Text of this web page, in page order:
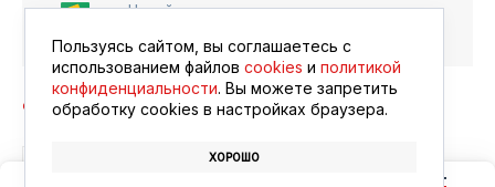
Читайте в ленте
Google Новости
Пользуясь сайтом, вы соглашаетесь с
использованием файлов cookies и политикой
конфиденциальности. Вы можете запретить
обработку сookies в настройках браузера.
ХОРОШО